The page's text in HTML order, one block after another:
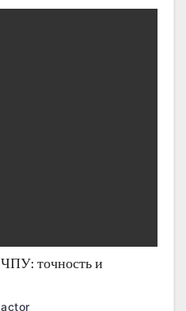
ЧПУ: точность и